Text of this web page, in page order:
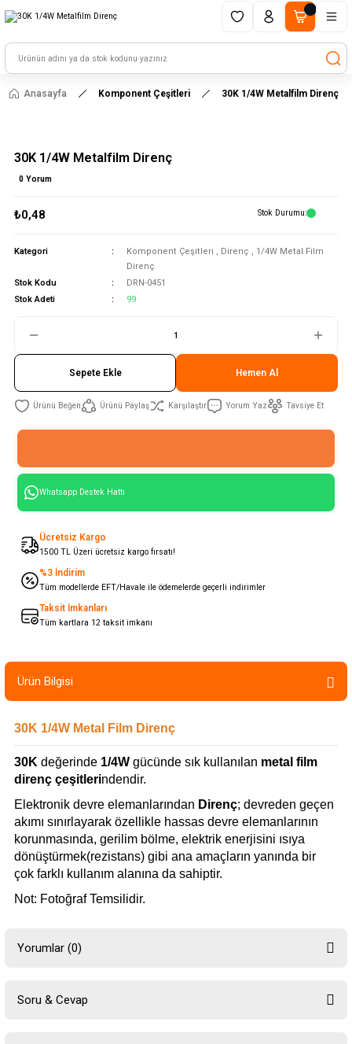
HAYAL ET - TASARLA - ÇALIŞTIR
Anasayfa Komponent Çeşitleri 30K 1/4W Metalfilm Direnç
30K 1/4W Metalfilm Direnç
0 Yorum
₺0,48 Stok Durumu
Kategori Komponent Çeşitleri , Direnç , 1/4W Metal Film
Direnç
Stok Kodu
DRN-0451
Stok Adeti
99
Sepete Ekle Hemen Al
Ürünü Paylaş Karşılaştır Yorum Yaz Tavsiye Et
Whatsapp Destek Hattı
Ücretsiz Kargo
1500 TL Üzeri ücretsiz kargo fırsatı!
%3 İndirim
Tüm modellerde EFT/Havale ile ödemelerde geçerli indirimler
Taksit İmkanları
Tüm kartlara 12 taksit imkanı
Ürün Bilgisi
30K 1/4W Metal Film Direnç
30K değerinde 1/4W gücünde sık kullanılan metal film
direnç çeşitlerindendir.
Elektronik devre elemanlarından Direnç; devreden geçen
akımı sınırlayarak özellikle hassas devre elemanlarının
korunmasında, gerilim bölme, elektrik enerjisini ısıya
dönüştürmek(rezistans) gibi ana amaçların yanında bir
çok farklı kullanım alanına da sahiptir.
Not: Fotoğraf Temsilidir.
Yorumlar (0)
Soru & Cevap